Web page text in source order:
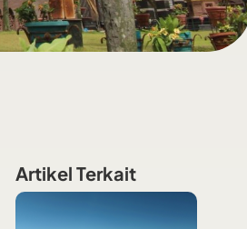
Artikel Terkait